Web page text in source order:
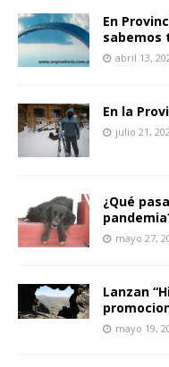
En
sabemos
abril 13,
En la
julio 21,
¿Qué
mayo 27,
Lanzan
mayo 19,